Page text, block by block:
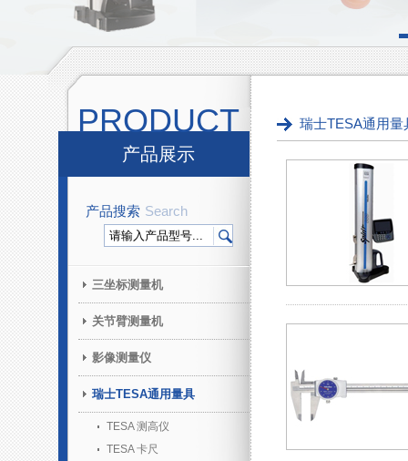
PRODUCT
产品展示
产品搜索 Search
三坐标测量机
关节臂测量机
影像测量仪
瑞士TESA通用量具
TESA 测高仪
TESA 卡尺
瑞士TESA通用量